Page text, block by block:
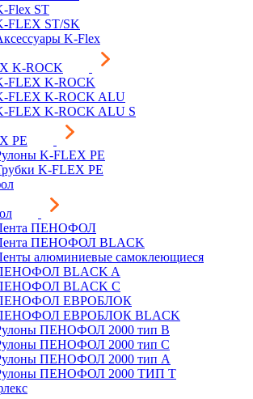
Flex ST
FLEX ST/SK
K-Flex
K-ROCK
FLEX K-ROCK
FLEX K-ROCK ALU
FLEX K-ROCK ALU S
PE
K-FLEX PE
K-FLEX PE
ПЕНОФОЛ
ПЕНОФОЛ BLACK
алюминиевые самоклеющиеся
BLACK A
BLACK С
ЕВРОБЛОК
ЕВРОБЛОК BLACK
ПЕНОФОЛ 2000 тип B
ПЕНОФОЛ 2000 тип C
ПЕНОФОЛ 2000 тип А
ПЕНОФОЛ 2000 ТИП Т